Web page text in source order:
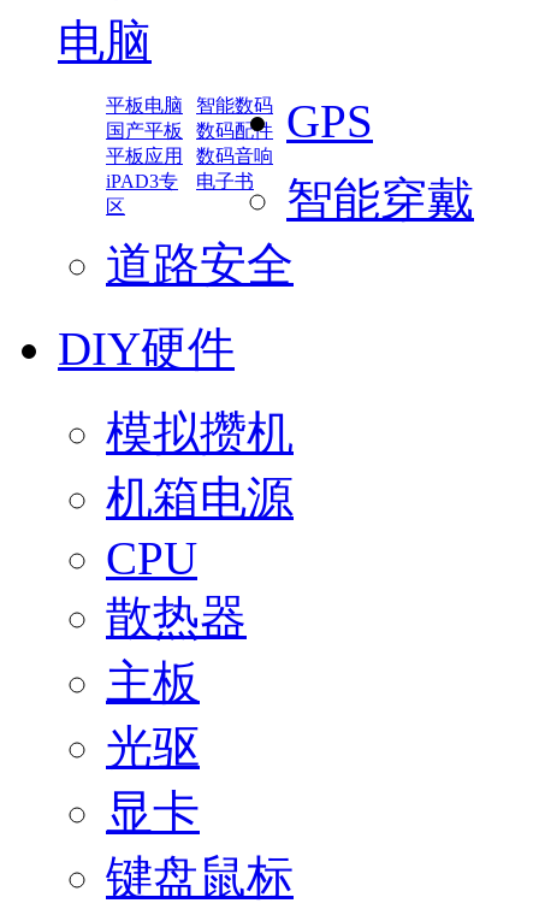
电脑
平板电脑
智能数码
国产平板
数码配件
平板应用
数码音响
iPAD3专
区
电子书
GPS
智能穿戴
道路安全
DIY硬件
模拟攒机
机箱电源
CPU
散热器
主板
光驱
显卡
键盘鼠标